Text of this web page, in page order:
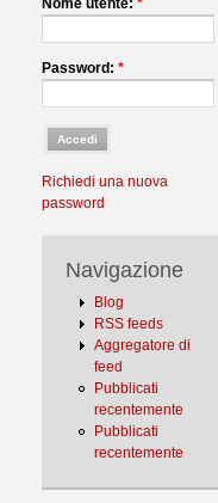
Nome utente: *
Password: *
Richiedi una nuova
password
Navigazione
Blog
RSS feeds
Aggregatore di
feed
Pubblicati
recentemente
Pubblicati
recentemente